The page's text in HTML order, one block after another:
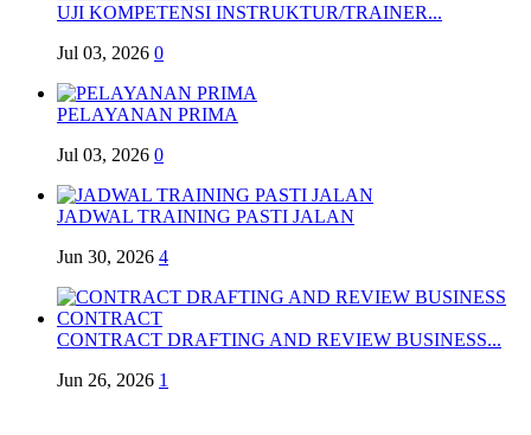
UJI KOMPETENSI INSTRUKTUR/TRAINER...
Jul 03, 2026 0
PELAYANAN PRIMA
Jul 03, 2026 0
JADWAL TRAINING PASTI JALAN
Jun 30, 2026 4
CONTRACT DRAFTING AND REVIEW BUSINESS...
Jun 26, 2026 1